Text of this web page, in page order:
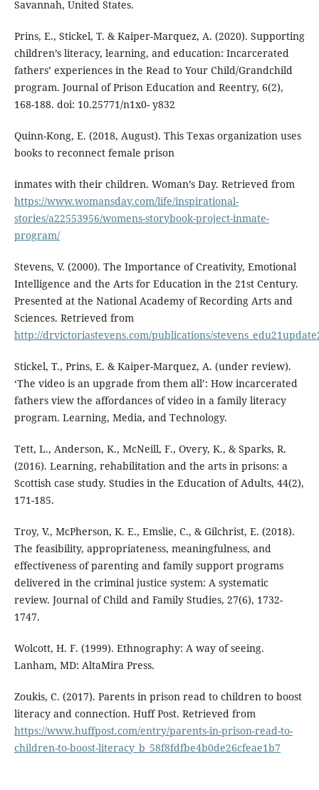
Savannah, United States.
Prins, E., Stickel, T. & Kaiper-Marquez, A. (2020). Supporting
children’s literacy, learning, and education: Incarcerated
fathers’ experiences in the Read to Your Child/Grandchild
program. Journal of Prison Education and Reentry, 6(2),
168-188. doi: 10.25771/n1x0- y832
Quinn-Kong, E. (2018, August). This Texas organization uses
books to reconnect female prison
inmates with their children. Woman’s Day. Retrieved from
https://www.womansday.com/life/inspirational-
stories/a22553956/womens-storybook-project-inmate-
program/
Stevens, V. (2000). The Importance of Creativity, Emotional
Intelligence and the Arts for Education in the 21st Century.
Presented at the National Academy of Recording Arts and
Sciences. Retrieved from
http://drvictoriastevens.com/publications/
Stickel, T., Prins, E. & Kaiper-Marquez, A. (under review).
‘The video is an upgrade from them all’: How incarcerated
fathers view the affordances of video in a family literacy
program. Learning, Media, and Technology.
Tett, L., Anderson, K., McNeill, F., Overy, K., & Sparks, R.
(2016). Learning, rehabilitation and the arts in prisons: a
Scottish case study. Studies in the Education of Adults, 44(2),
171-185.
Troy, V., McPherson, K. E., Emslie, C., & Gilchrist, E. (2018).
The feasibility, appropriateness, meaningfulness, and
effectiveness of parenting and family support programs
delivered in the criminal justice system: A systematic
review. Journal of Child and Family Studies, 27(6), 1732-
1747.
Wolcott, H. F. (1999). Ethnography: A way of seeing.
Lanham, MD: AltaMira Press.
Zoukis, C. (2017). Parents in prison read to children to boost
literacy and connection. Huff Post. Retrieved from
https://www.huffpost.com/entry/parents-in-prison-read-to-
children-to-boost-literacy_b_58f8fdfbe4b0de26cfeae1b7